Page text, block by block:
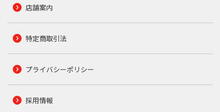
店舗案内
特定商取引法
プライバシーポリシー
採用情報